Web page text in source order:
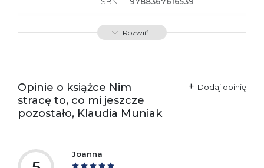
SKU: K800427
Polska
kontakt@wydajenamsie.pl
+48 61 623 38 38
Rozwiń
Opinie o książce Nim
stracę to, co mi jeszcze
pozostało, Klaudia Muniak
Dodaj opinię
Joanna